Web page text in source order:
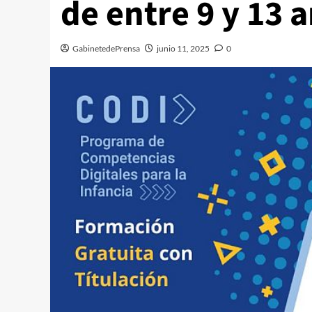
de entre 9 y 13
GabinetedePrensa junio 11, 2025 0